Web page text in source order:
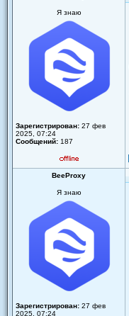
Я знаю
Зарегистрирован: 27 фев
2025, 07:24
Сообщений: 187
BeeProxy
Я знаю
Зарегистрирован: 27 фев
2025, 07:24